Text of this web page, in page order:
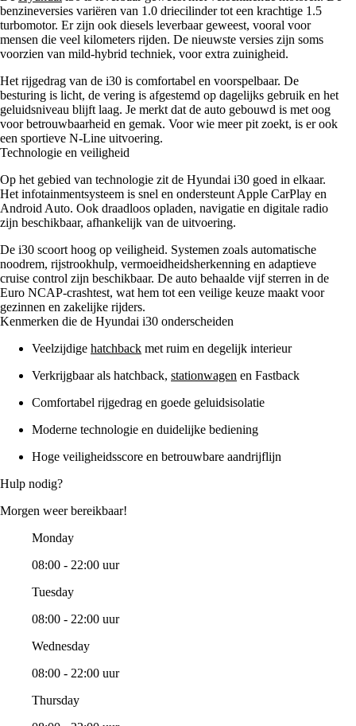
benzineversies variëren van 1.0 driecilinder tot een krachtige 1.5
turbomotor. Er zijn ook diesels leverbaar geweest, vooral voor
mensen die veel kilometers rijden. De nieuwste versies zijn soms
voorzien van mild-hybrid techniek, voor extra zuinigheid.
Het rijgedrag van de i30 is comfortabel en voorspelbaar. De
besturing is licht, de vering is afgestemd op dagelijks gebruik en het
geluidsniveau blijft laag. Je merkt dat de auto gebouwd is met oog
voor betrouwbaarheid en gemak. Voor wie meer pit zoekt, is er ook
een sportieve N-Line uitvoering.
Technologie en veiligheid
Op het gebied van technologie zit de Hyundai i30 goed in elkaar.
Het infotainmentsysteem is snel en ondersteunt Apple CarPlay en
Android Auto. Ook draadloos opladen, navigatie en digitale radio
zijn beschikbaar, afhankelijk van de uitvoering.
De i30 scoort hoog op veiligheid. Systemen zoals automatische
noodrem, rijstrookhulp, vermoeidheidsherkenning en adaptieve
cruise control zijn beschikbaar. De auto behaalde vijf sterren in de
Euro NCAP-crashtest, wat hem tot een veilige keuze maakt voor
gezinnen en zakelijke rijders.
Kenmerken die de Hyundai i30 onderscheiden
Veelzijdige hatchback met ruim en degelijk interieur
Verkrijgbaar als hatchback, stationwagen en Fastback
Comfortabel rijgedrag en goede geluidsisolatie
Moderne technologie en duidelijke bediening
Hoge veiligheidsscore en betrouwbare aandrijflijn
Hulp nodig?
Morgen weer bereikbaar!
Monday
08:00 - 22:00 uur
Tuesday
08:00 - 22:00 uur
Wednesday
08:00 - 22:00 uur
Thursday